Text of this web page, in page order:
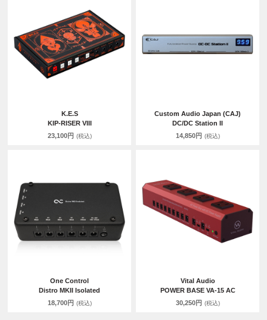
K.E.S
KIP-RISER VIII
23,100円 (税込)
Custom Audio Japan (CAJ)
DC/DC Station II
14,850円 (税込)
One Control
Distro MKII Isolated
18,700円 (税込)
Vital Audio
POWER BASE VA-15 AC
30,250円 (税込)